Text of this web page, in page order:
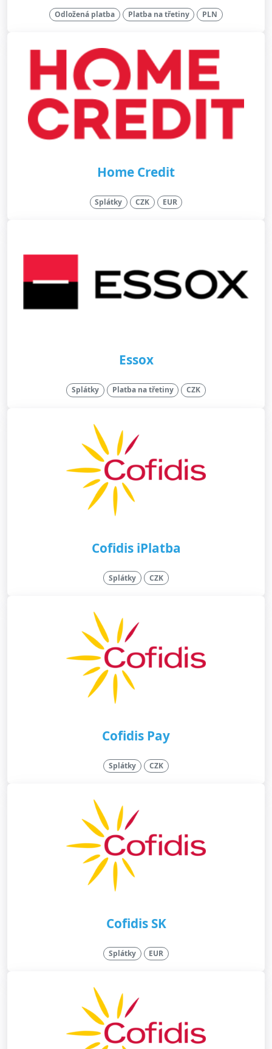
Odložená platba Platba na třetiny PLN
Home Credit
Splátky CZK EUR
Essox
Splátky Platba na třetiny CZK
Cofidis iPlatba
Splátky CZK
Cofidis Pay
Splátky CZK
Cofidis SK
Splátky EUR